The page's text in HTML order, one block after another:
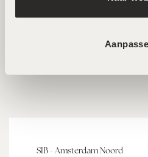
SIB - Amsterdam Noord